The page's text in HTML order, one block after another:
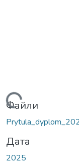
Файли
Дата
2025